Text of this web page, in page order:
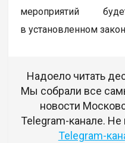
мероприятий
в установленном
Надоело читать
Мы собрали все
новости
Telegram-канале.
Telegram-